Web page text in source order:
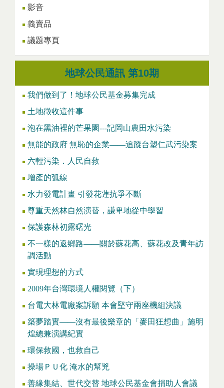
影音
義賣品
議題專頁
地球公民通訊 第10期
我們做到了！地球公民基金募集完成
土地徵收這件事
泡在黑油裡的芒果園---記岡山農田水污染
無能的政府 無恥的企業——追蹤台塑仁武污染案
六輕污染．人民自救
增產的弧線
水力發電計畫 引發花蓮抗爭不斷
尊重天然林自然演替，謙卑地從中學習
保護森林初露曙光
不一樣的返鄉路——關於蘇花高、蘇花改及青年訪
調活動
實現理想的方式
2009年台灣環境人權閱覽（下）
台電大林電廠案訴願 本會堅守兩座機組決議
築夢踏實——沒有最後樂章的「麥田狂想曲」施明
煌總兼演講紀實
環保救國，也救自己
操場ＰＵ化 淹水的幫兇
善緣集結、世代交替 地球公民基金會捐助人會議